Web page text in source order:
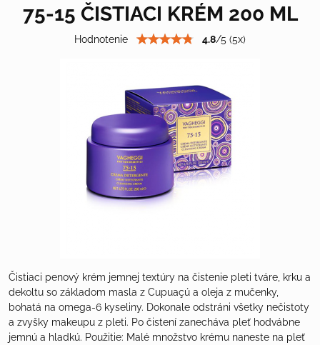
75-15 ČISTIACI KRÉM 200 ML
Hodnotenie 4.8/5 (5x)
Čistiaci penový krém jemnej textúry na čistenie pleti tváre, krku a
dekoltu so základom masla z Cupuaçú a oleja z mučenky,
bohatá na omega-6 kyseliny. Dokonale odstráni všetky nečistoty
a zvyšky makeupu z pleti. Po čistení zanecháva pleť hodvábne
jemnú a hladkú. Použitie: Malé množstvo krému naneste na pleť